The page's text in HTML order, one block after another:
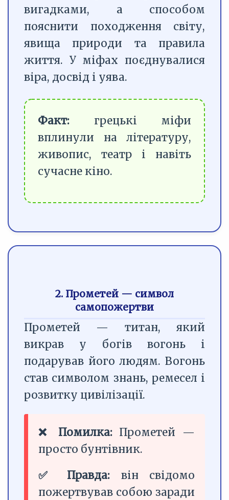
вигадками, а способом
пояснити походження світу,
явища природи та правила
життя. У міфах поєднувалися
віра, досвід і уява.
Факт: грецькі міфи
вплинули на літературу,
живопис, театр і навіть
сучасне кіно.
2. Прометей — символ
самопожертви
Прометей — титан, який
викрав у богів вогонь і
подарував його людям. Вогонь
став символом знань, ремесел і
розвитку цивілізації.
❌ Помилка:Прометей —
просто бунтівник.
✅ Правда: він свідомо
пожертвував собою заради